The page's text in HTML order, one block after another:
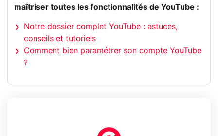
maîtriser toutes les fonctionnalités de YouTube :
Notre dossier complet YouTube : astuces,
conseils et tutoriels
Comment bien paramétrer son compte YouTube
?